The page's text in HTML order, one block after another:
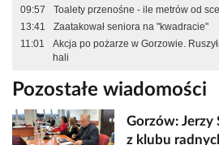
09:57
Toalety przenośne - ile metrów od
13:41
Zaatakował seniora na "kwadracie"
11:01
Akcja po pożarze w Gorzowie.
hali
Pozostałe wiadomości
Gorzów:
z klubu